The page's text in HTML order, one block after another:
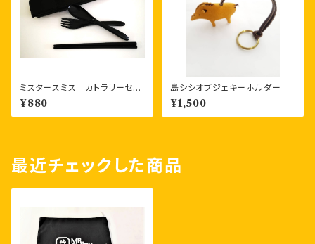
ミスタースミス カトラリーセッ
ト（フォーク、スプーン、お箸）
エコなバンブー素材製品
¥880
島シシオブジェキーホルダー
¥1,500
最近チェックした商品